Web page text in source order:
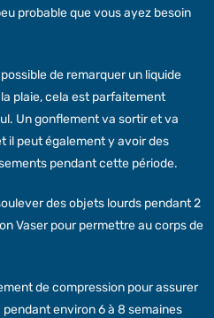
probable que vous ayez besoin
de remarquer un liquide
plaie, cela est parfaitement
Un gonflement va sortir et va
il peut également y avoir des
pendant cette période.
des objets lourds pendant 2
Vaser pour permettre au corps de
de compression pour assurer
environ 6 à 8 semaines